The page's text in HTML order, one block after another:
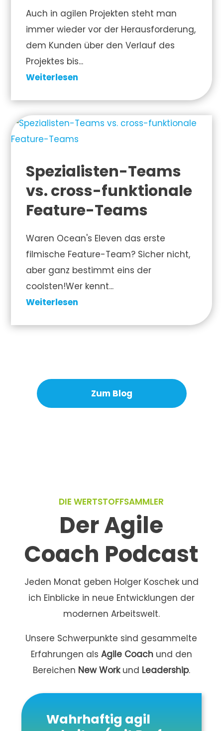
Auch in agilen Projekten steht man
immer wieder vor der Herausforderung,
dem Kunden über den Verlauf des
Projektes bis...
Weiterlesen
Spezialisten-Teams
vs. cross-funktionale
Feature-Teams
Waren Ocean's Eleven das erste
filmische Feature-Team? Sicher nicht,
aber ganz bestimmt eins der
coolsten!Wer kennt...
Weiterlesen
Zum Blog
DIE WERTSTOFFSAMMLER
Der Agile
Coach Podcast
Jeden Monat geben Holger Koschek und
ich Einblicke in neue Entwicklungen der
modernen Arbeitswelt.
Unsere Schwerpunkte sind gesammelte
Erfahrungen als Agile Coachund den
Bereichen New Workund Leadership.
Player
Wahrhaftig agil